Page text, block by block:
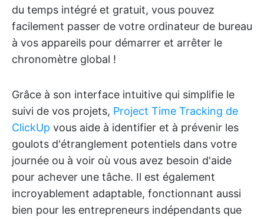
du temps intégré et gratuit, vous pouvez
facilement passer de votre ordinateur de bureau
à vos appareils pour démarrer et arrêter le
chronomètre global !
Grâce à son interface intuitive qui simplifie le
suivi de vos projets, Project Time Tracking de
ClickUp vous aide à identifier et à prévenir les
goulots d'étranglement potentiels dans votre
journée ou à voir où vous avez besoin d'aide
pour achever une tâche. Il est également
incroyablement adaptable, fonctionnant aussi
bien pour les entrepreneurs indépendants que